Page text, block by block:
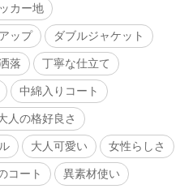
カー地
ップ ダブルジャケット
落 丁寧な仕立て
中綿入りコート
人の格好良さ
大人可愛い 女性らしさ
コート 異素材使い